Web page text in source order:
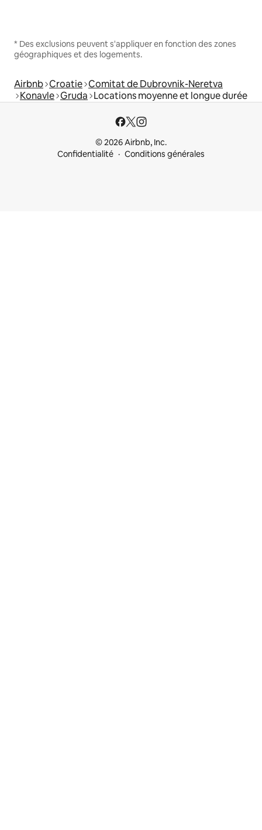
* Des exclusions peuvent s'appliquer en fonction des zones
géographiques et des logements.
Airbnb Croatie Comitat de Dubrovnik-Neretva
Konavle Gruda Locations moyenne et longue durée
© 2026 Airbnb, Inc.
Confidentialité
Conditions générales